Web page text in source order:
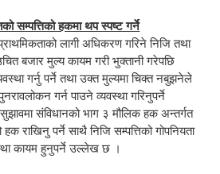
सम्पत्तिको हकमा थप स्पष्ट गर्ने
लागी अधिकरण गरिने निजि तथा
बजार मुल्य कायम गरी भुक्तानी गरेपछि
गर्नु पर्ने तथा उक्त मुल्यमा चिक्त नबुझनेले
गर्न पाउने व्यवस्था गरिनुपर्ने
संविधानको भाग ३ मौलिक हक अन्तर्गत
हक राखिनु पर्ने साथै निजि सम्पत्तिको गोपनियता
कायम हुनुपर्ने उल्लेख छ ।